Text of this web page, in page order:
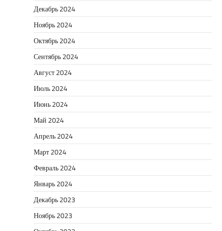
Декабрь 2024
Ноябрь 2024
Октябрь 2024
Сентябрь 2024
Август 2024
Июль 2024
Июнь 2024
Май 2024
Апрель 2024
Март 2024
Февраль 2024
Январь 2024
Декабрь 2023
Ноябрь 2023